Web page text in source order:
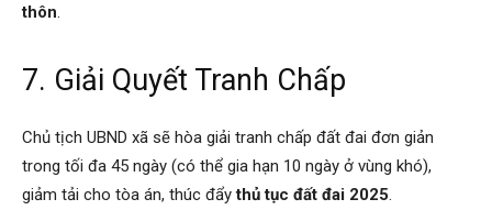
thôn.
7. Giải Quyết Tranh Chấp
Chủ tịch UBND xã sẽ hòa giải tranh chấp đất đai đơn giản
trong tối đa 45 ngày (có thể gia hạn 10 ngày ở vùng khó),
giảm tải cho tòa án, thúc đẩythủ tục đất đai 2025.